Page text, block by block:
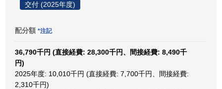
交付 (2025年度)
配分額 *注記
36,790千円 (直接経費: 28,300千円、間接経費: 8,490千
円)
2025年度: 10,010千円 (直接経費: 7,700千円、間接経費:
2,310千円)